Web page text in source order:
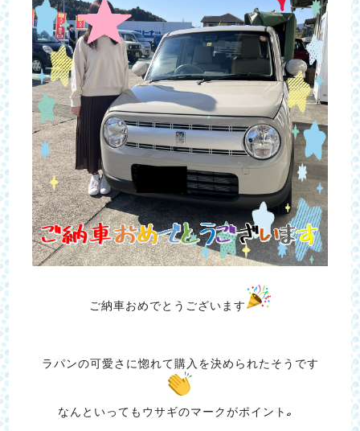
ご納車おめでとうございます
ラパンの可愛さに惚れて購入を決められたそうです
なんといってもウサギのマークがポイント